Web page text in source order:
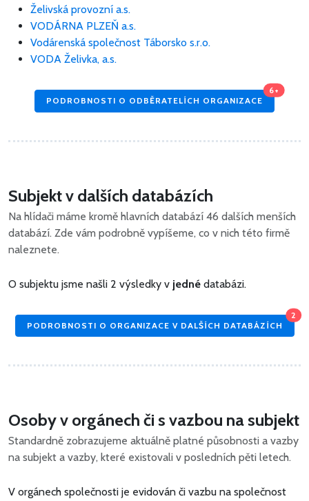
Želivská provozní a.s.
VODÁRNA PLZEŇ a.s.
Vodárenská společnost Táborsko s.r.o.
VODA Želivka, a.s.
PODROBNOSTI O ODBĚRATELÍCH ORGANIZACE
6+
Subjekt v dalších databázích
Na hlídači máme kromě hlavních databází 46 dalších menších
databází. Zde vám podrobně vypíšeme, co v nich této firmě
naleznete.
O subjektu jsme našli 2 výsledky v jedné databázi.
PODROBNOSTI O ORGANIZACE V DALŠÍCH DATABÁZÍCH
2
Osoby v orgánech či s vazbou na subjekt
Standardně zobrazujeme aktuálně platné působnosti a vazby
na subjekt a vazby, které existovali v posledních pěti letech.
V orgánech společnosti je evidován či vazbu na společnost